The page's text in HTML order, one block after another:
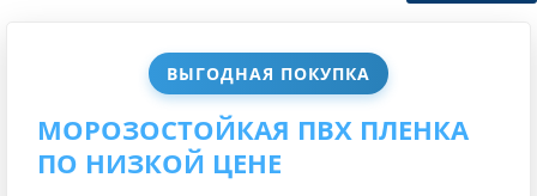
ВЫГОДНАЯ ПОКУПКА
МОРОЗОСТОЙКАЯ ПВХ ПЛЕНКА
ПО НИЗКОЙ ЦЕНЕ